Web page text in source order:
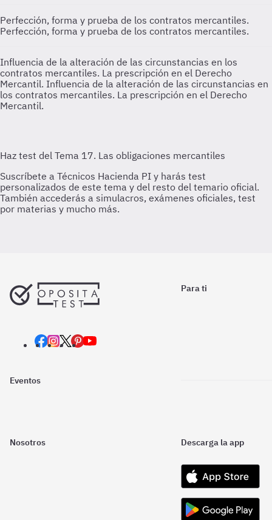
Perfección, forma y prueba de los contratos mercantiles.
Perfección, forma y prueba de los contratos mercantiles.
Influencia de la alteración de las circunstancias en los
contratos mercantiles. La prescripción en el Derecho
Mercantil. Influencia de la alteración de las circunstancias en
los contratos mercantiles. La prescripción en el Derecho
Mercantil.
Para ti
Eventos
Nosotros Descarga la app